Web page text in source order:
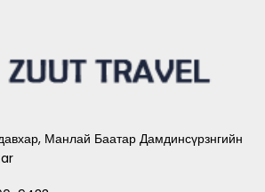
Манлай Баатар Дамдинсүрзнгийн